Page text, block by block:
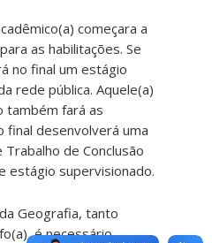
começara a
as habilitações. Se
no final um estágio
rede pública. Aquele(a)
também fará as
final desenvolverá uma
de Conclusão
estágio supervisionado.
Geografia, tanto
é necessário